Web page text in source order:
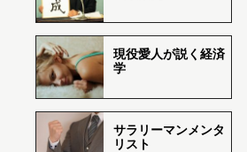
現役愛人が説く経済
学
サラリーマンメンタ
リスト